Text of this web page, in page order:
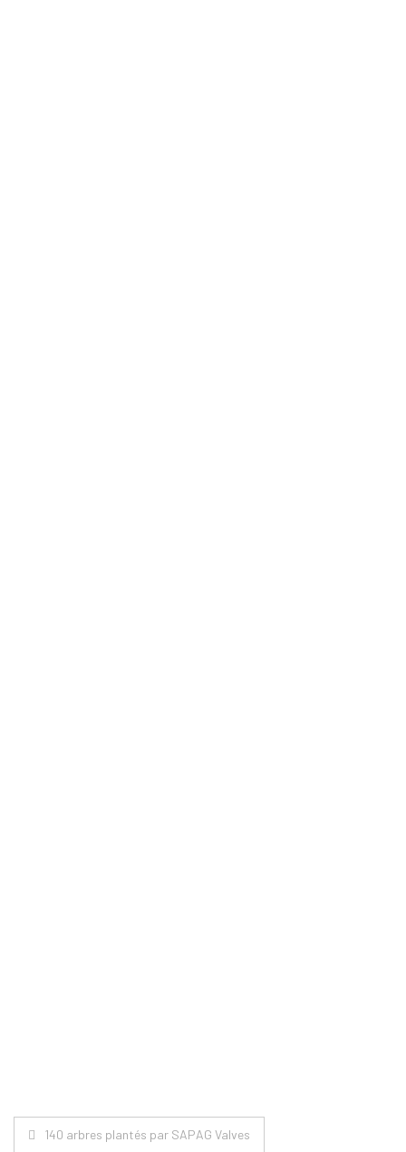
Navigation
140 arbres plantés par SAPAG Valves